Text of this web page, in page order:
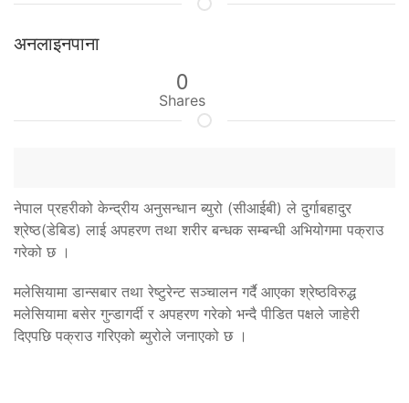
अनलाइनपाना
0
Shares
नेपाल प्रहरीको केन्द्रीय अनुसन्धान ब्युरो (सीआईबी) ले दुर्गाबहादुर
श्रेष्ठ(डेबिड) लाई अपहरण तथा शरीर बन्धक सम्बन्धी अभियोगमा पक्राउ
गरेको छ ।
मलेसियामा डान्सबार तथा रेष्टुरेन्ट सञ्चालन गर्दै आएका श्रेष्ठविरुद्ध
मलेसियामा बसेर गुन्डागर्दी र अपहरण गरेको भन्दै पीडित पक्षले जाहेरी
दिएपछि पक्राउ गरिएको ब्युरोले जनाएको छ ।